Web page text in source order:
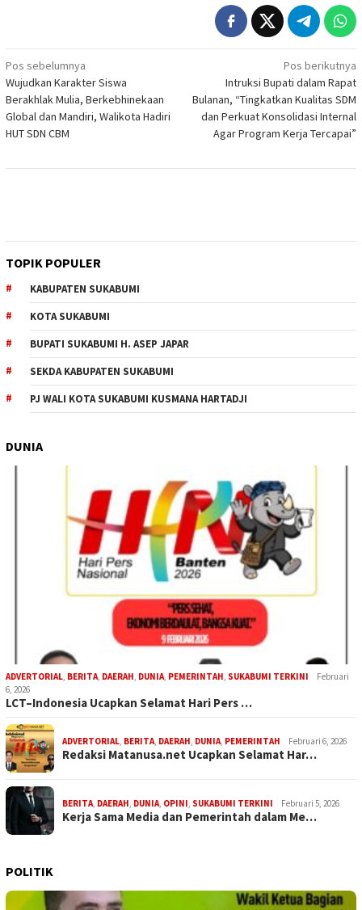
Navigasi
pos
Pos sebelumnya
Wujudkan Karakter Siswa
Berakhlak Mulia, Berkebhinekaan
Global dan Mandiri, Walikota Hadiri
HUT SDN CBM
Pos berikutnya
Intruksi Bupati dalam Rapat
Bulanan, “Tingkatkan Kualitas SDM
dan Perkuat Konsolidasi Internal
Agar Program Kerja Tercapai”
TOPIK POPULER
KABUPATEN SUKABUMI
KOTA SUKABUMI
BUPATI SUKABUMI H. ASEP JAPAR
SEKDA KABUPATEN SUKABUMI
PJ WALI KOTA SUKABUMI KUSMANA HARTADJI
DUNIA
ADVERTORIAL BERITA DAERAH DUNIA PEMERINTAH SUKABUMI TERKINI
Februari
6, 2026
LCT–Indonesia Ucapkan Selamat Hari Pers …
ADVERTORIAL BERITA DAERAH DUNIA PEMERINTAH Februari 6, 2026
Redaksi Matanusa.net Ucapkan Selamat Har…
BERITA DAERAH DUNIA OPINI SUKABUMI TERKINI Februari 5, 2026
Kerja Sama Media dan Pemerintah dalam Me…
POLITIK